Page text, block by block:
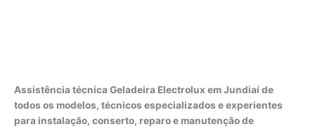
Assistência técnica Geladeira Electrolux em Jundiaí de
todos os modelos, técnicos especializados e experientes
para instalação, conserto, reparo e manutenção de